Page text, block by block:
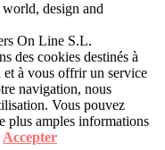
design and
On Line S.L.
des cookies destinés à
à vous offrir un service
navigation, nous
Vous pouvez
plus amples informations
Accepter